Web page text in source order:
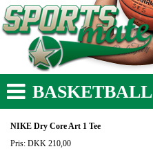
BASKETBALL
NIKE Dry Core Art 1 Tee
Pris: DKK 210,00